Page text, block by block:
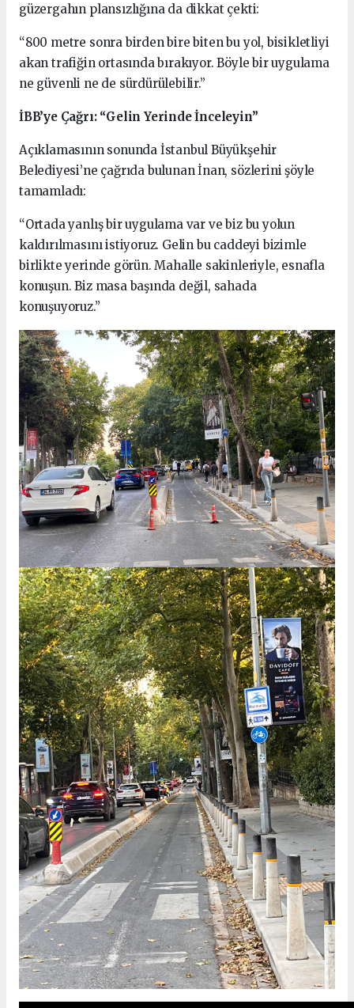
güzergahın plansızlığına da dikkat çekti:
“800 metre sonra birden bire biten bu yol, bisikletliyi
akan trafiğin ortasında bırakıyor. Böyle bir uygulama
ne güvenli ne de sürdürülebilir.”
İBB’ye Çağrı: “Gelin Yerinde İnceleyin”
Açıklamasının sonunda İstanbul Büyükşehir
Belediyesi’ne çağrıda bulunan İnan, sözlerini şöyle
tamamladı:
“Ortada yanlış bir uygulama var ve biz bu yolun
kaldırılmasını istiyoruz. Gelin bu caddeyi bizimle
birlikte yerinde görün. Mahalle sakinleriyle, esnafla
konuşun. Biz masa başında değil, sahada
konuşuyoruz.”